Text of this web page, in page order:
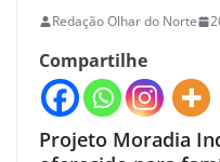
Redação Olhar do Norte
Compartilhe
Projeto Moradia